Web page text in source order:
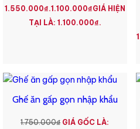
1.550.000₫.1.100.000₫GIÁ HIỆN
TẠI LÀ: 1.100.000₫.
Ghế ăn gấp gọn nhập khẩu
1.750.000₫ GIÁ GỐC LÀ: